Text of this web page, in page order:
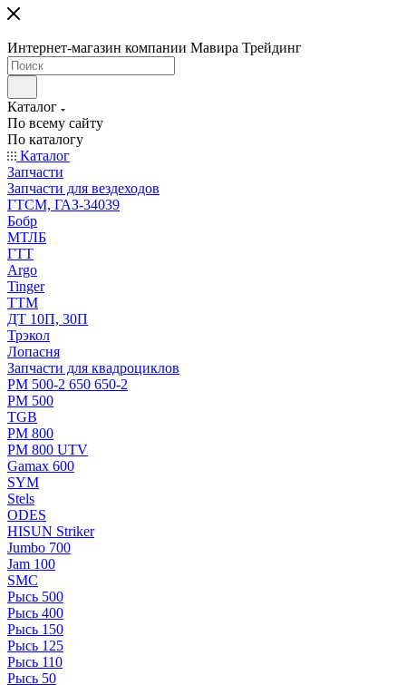
Интернет-магазин компании Мавира Трейдинг
Каталог
По всему сайту
По каталогу
Каталог
Запчасти
Запчасти для вездеходов
ГТСМ, ГАЗ-34039
Бобр
МТЛБ
ГТТ
Argo
Tinger
ТТМ
ДТ 10П, 30П
Трэкол
Лопасня
Запчасти для квадроциклов
РМ 500-2 650 650-2
РМ 500
TGB
РМ 800
РМ 800 UTV
Gamax 600
SYM
Stels
ОDЕS
HISUN Striker
Jumbo 700
Jam 100
SMC
Рысь 500
Рысь 400
Рысь 150
Рысь 125
Рысь 110
Рысь 50